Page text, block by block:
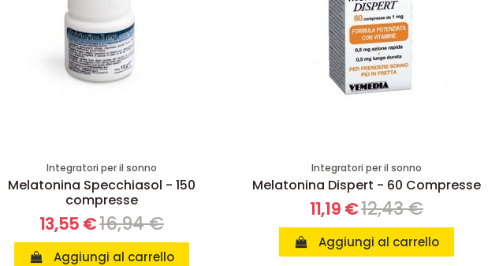
Integratori per il sonno
Melatonina Specchiasol - 150
compresse
13,55 €16,94 €
Aggiungi al carrello
Integratori per il sonno
Melatonina Dispert - 60 Compresse
11,19 €12,43 €
Aggiungi al carrello